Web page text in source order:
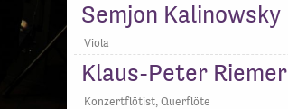
Semjon Kalinowsky
Viola
Klaus-Peter Riemer
Konzertflötist, Querflöte